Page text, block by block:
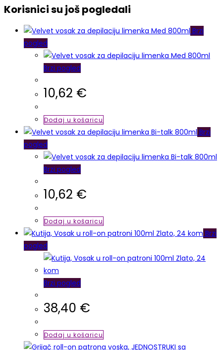
Korisnici su još pogledali
Brzi
pogled
Brzi pogled
10,62 €
Dodaj u košaricu
Brzi
pogled
Brzi pogled
10,62 €
Dodaj u košaricu
Brzi
pogled
Brzi pogled
38,40 €
Dodaj u košaricu